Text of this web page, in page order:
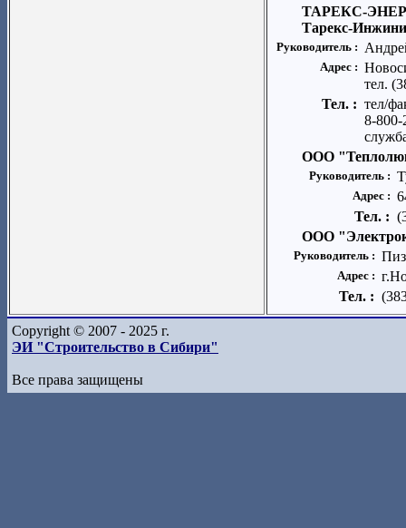
ТАРЕКС-
Тарекс-
Руководитель :
Адрес :
тел.
Тел. : тел/
8-800-
ООО
Руководитель :
Адрес :
Тел. :
ООО
Руководитель :
Адрес :
Тел. :
Copyright © 2007 - 2025 г.
ЭИ "Строительство в Сибири"
Все права защищены